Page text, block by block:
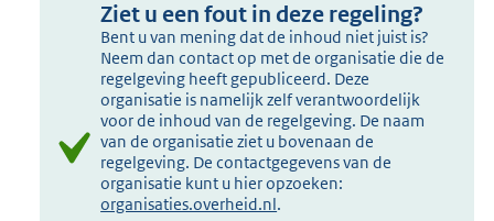
Ziet u een fout in deze regeling?
Bent u van mening dat de inhoud niet juist is?
Neem dan contact op met de organisatie die de
regelgeving heeft gepubliceerd. Deze
organisatie is namelijk zelf verantwoordelijk
voor de inhoud van de regelgeving. De naam
van de organisatie ziet u bovenaan de
regelgeving. De contactgegevens van de
organisatie kunt u hier opzoeken:
organisaties.overheid.nl.